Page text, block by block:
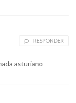
RESPONDER
asturiano